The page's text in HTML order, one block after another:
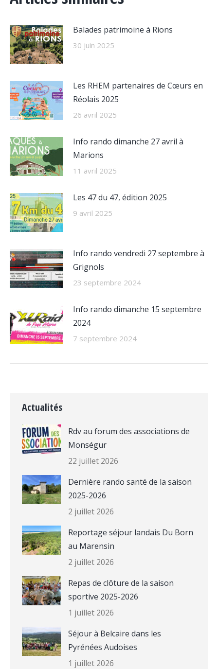
Balades patrimoine à Rions
30 juin 2025
Les RHEM partenaires de Cœurs en
Réolais 2025
26 avril 2025
Info rando dimanche 27 avril à
Marions
11 avril 2025
Les 47 du 47, édition 2025
9 avril 2025
Info rando vendredi 27 septembre à
Grignols
23 septembre 2024
Info rando dimanche 15 septembre
2024
7 septembre 2024
Actualités
Rdv au forum des associations de
Monségur
22 juillet 2026
Dernière rando santé de la saison
2025-2026
2 juillet 2026
Reportage séjour landais Du Born
au Marensin
2 juillet 2026
Repas de clôture de la saison
sportive 2025-2026
1 juillet 2026
Séjour à Belcaire dans les
Pyrénées Audoises
1 juillet 2026